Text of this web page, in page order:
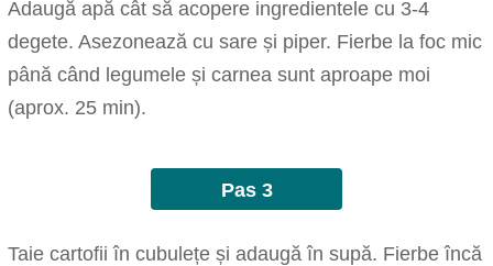
Adaugă apă cât să acopere ingredientele cu 3-4
degete. Asezonează cu sare și piper. Fierbe la foc mic
până când legumele și carnea sunt aproape moi
(aprox. 25 min).
Pas 3
Taie cartofii în cubulețe și adaugă în supă. Fierbe încă